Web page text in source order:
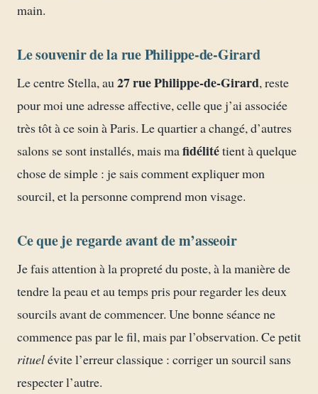
main.
Le souvenir de la rue Philippe-de-Girard
Le centre Stella, au 27 rue Philippe-de-Girard, reste
pour moi une adresse affective, celle que j’ai associée
très tôt à ce soin à Paris. Le quartier a changé, d’autres
salons se sont installés, mais mafidélitétient à quelque
chose de simple : je sais comment expliquer mon
sourcil, et la personne comprend mon visage.
Ce que je regarde avant de m’asseoir
Je fais attention à la propreté du poste, à la manière de
tendre la peau et au temps pris pour regarder les deux
sourcils avant de commencer. Une bonne séance ne
commence pas par le fil, mais par l’observation. Ce petit
rituelévite l’erreur classique : corriger un sourcil sans
respecter l’autre.